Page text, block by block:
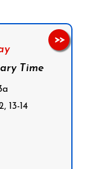
Time
13-14
>>